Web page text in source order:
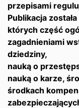
przepisami
Publikacja
których część
zagadnieniami
dziedziny,
nauką o
nauką o karze,
środkach